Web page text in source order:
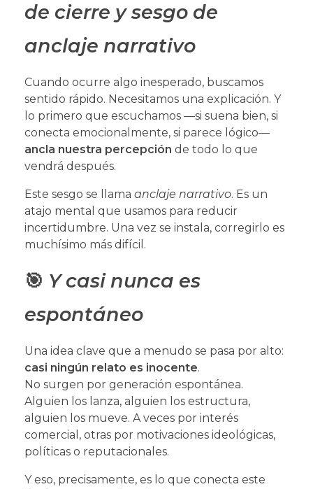
de cierre y sesgo de
anclaje narrativo
Cuando ocurre algo inesperado, buscamos
sentido rápido. Necesitamos una explicación. Y
lo primero que escuchamos —si suena bien, si
conecta emocionalmente, si parece lógico—
ancla nuestra percepción de todo lo que
vendrá después.
Este sesgo se llama anclaje narrativo. Es un
atajo mental que usamos para reducir
incertidumbre. Una vez se instala, corregirlo es
muchísimo más difícil.
🎯 Y casi nunca es
espontáneo
Una idea clave que a menudo se pasa por alto:
casi ningún relato es inocente.
No surgen por generación espontánea.
Alguien los lanza, alguien los estructura,
alguien los mueve. A veces por interés
comercial, otras por motivaciones ideológicas,
políticas o reputacionales.
Y eso, precisamente, es lo que conecta este